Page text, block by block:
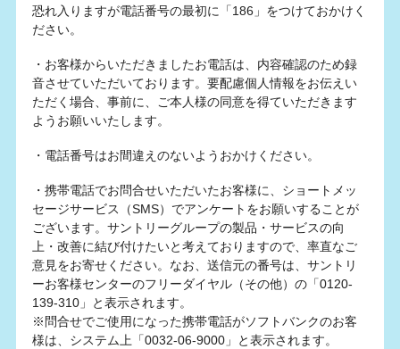
恐れ入りますが電話番号の最初に「186」をつけておかけく
ださい。
・お客様からいただきましたお電話は、内容確認のため録
音させていただいております。要配慮個人情報をお伝えい
ただく場合、事前に、ご本人様の同意を得ていただきます
ようお願いいたします。
・電話番号はお間違えのないようおかけください。
・携帯電話でお問合せいただいたお客様に、ショートメッ
セージサービス（SMS）でアンケートをお願いすることが
ございます。サントリーグループの製品・サービスの向
上・改善に結び付けたいと考えておりますので、率直なご
意見をお寄せください。なお、送信元の番号は、サントリ
ーお客様センターのフリーダイヤル（その他）の「0120-
139-310」と表示されます。
※問合せでご使用になった携帯電話がソフトバンクのお客
様は、システム上「0032-06-9000」と表示されます。